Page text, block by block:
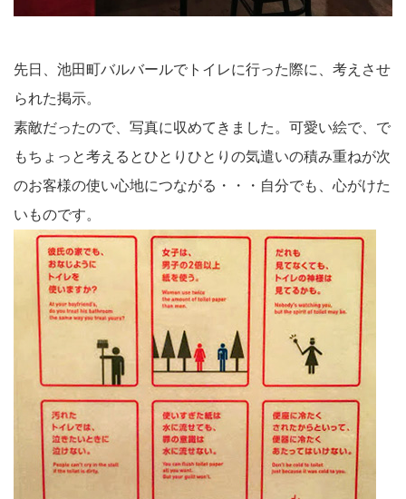
先日、池田町バルバールでトイレに行った際に、考えさせ
られた掲示。
素敵だったので、写真に収めてきました。可愛い絵で、で
もちょっと考えるとひとりひとりの気遣いの積み重ねが次
のお客様の使い心地につながる・・・自分でも、心がけた
いものです。